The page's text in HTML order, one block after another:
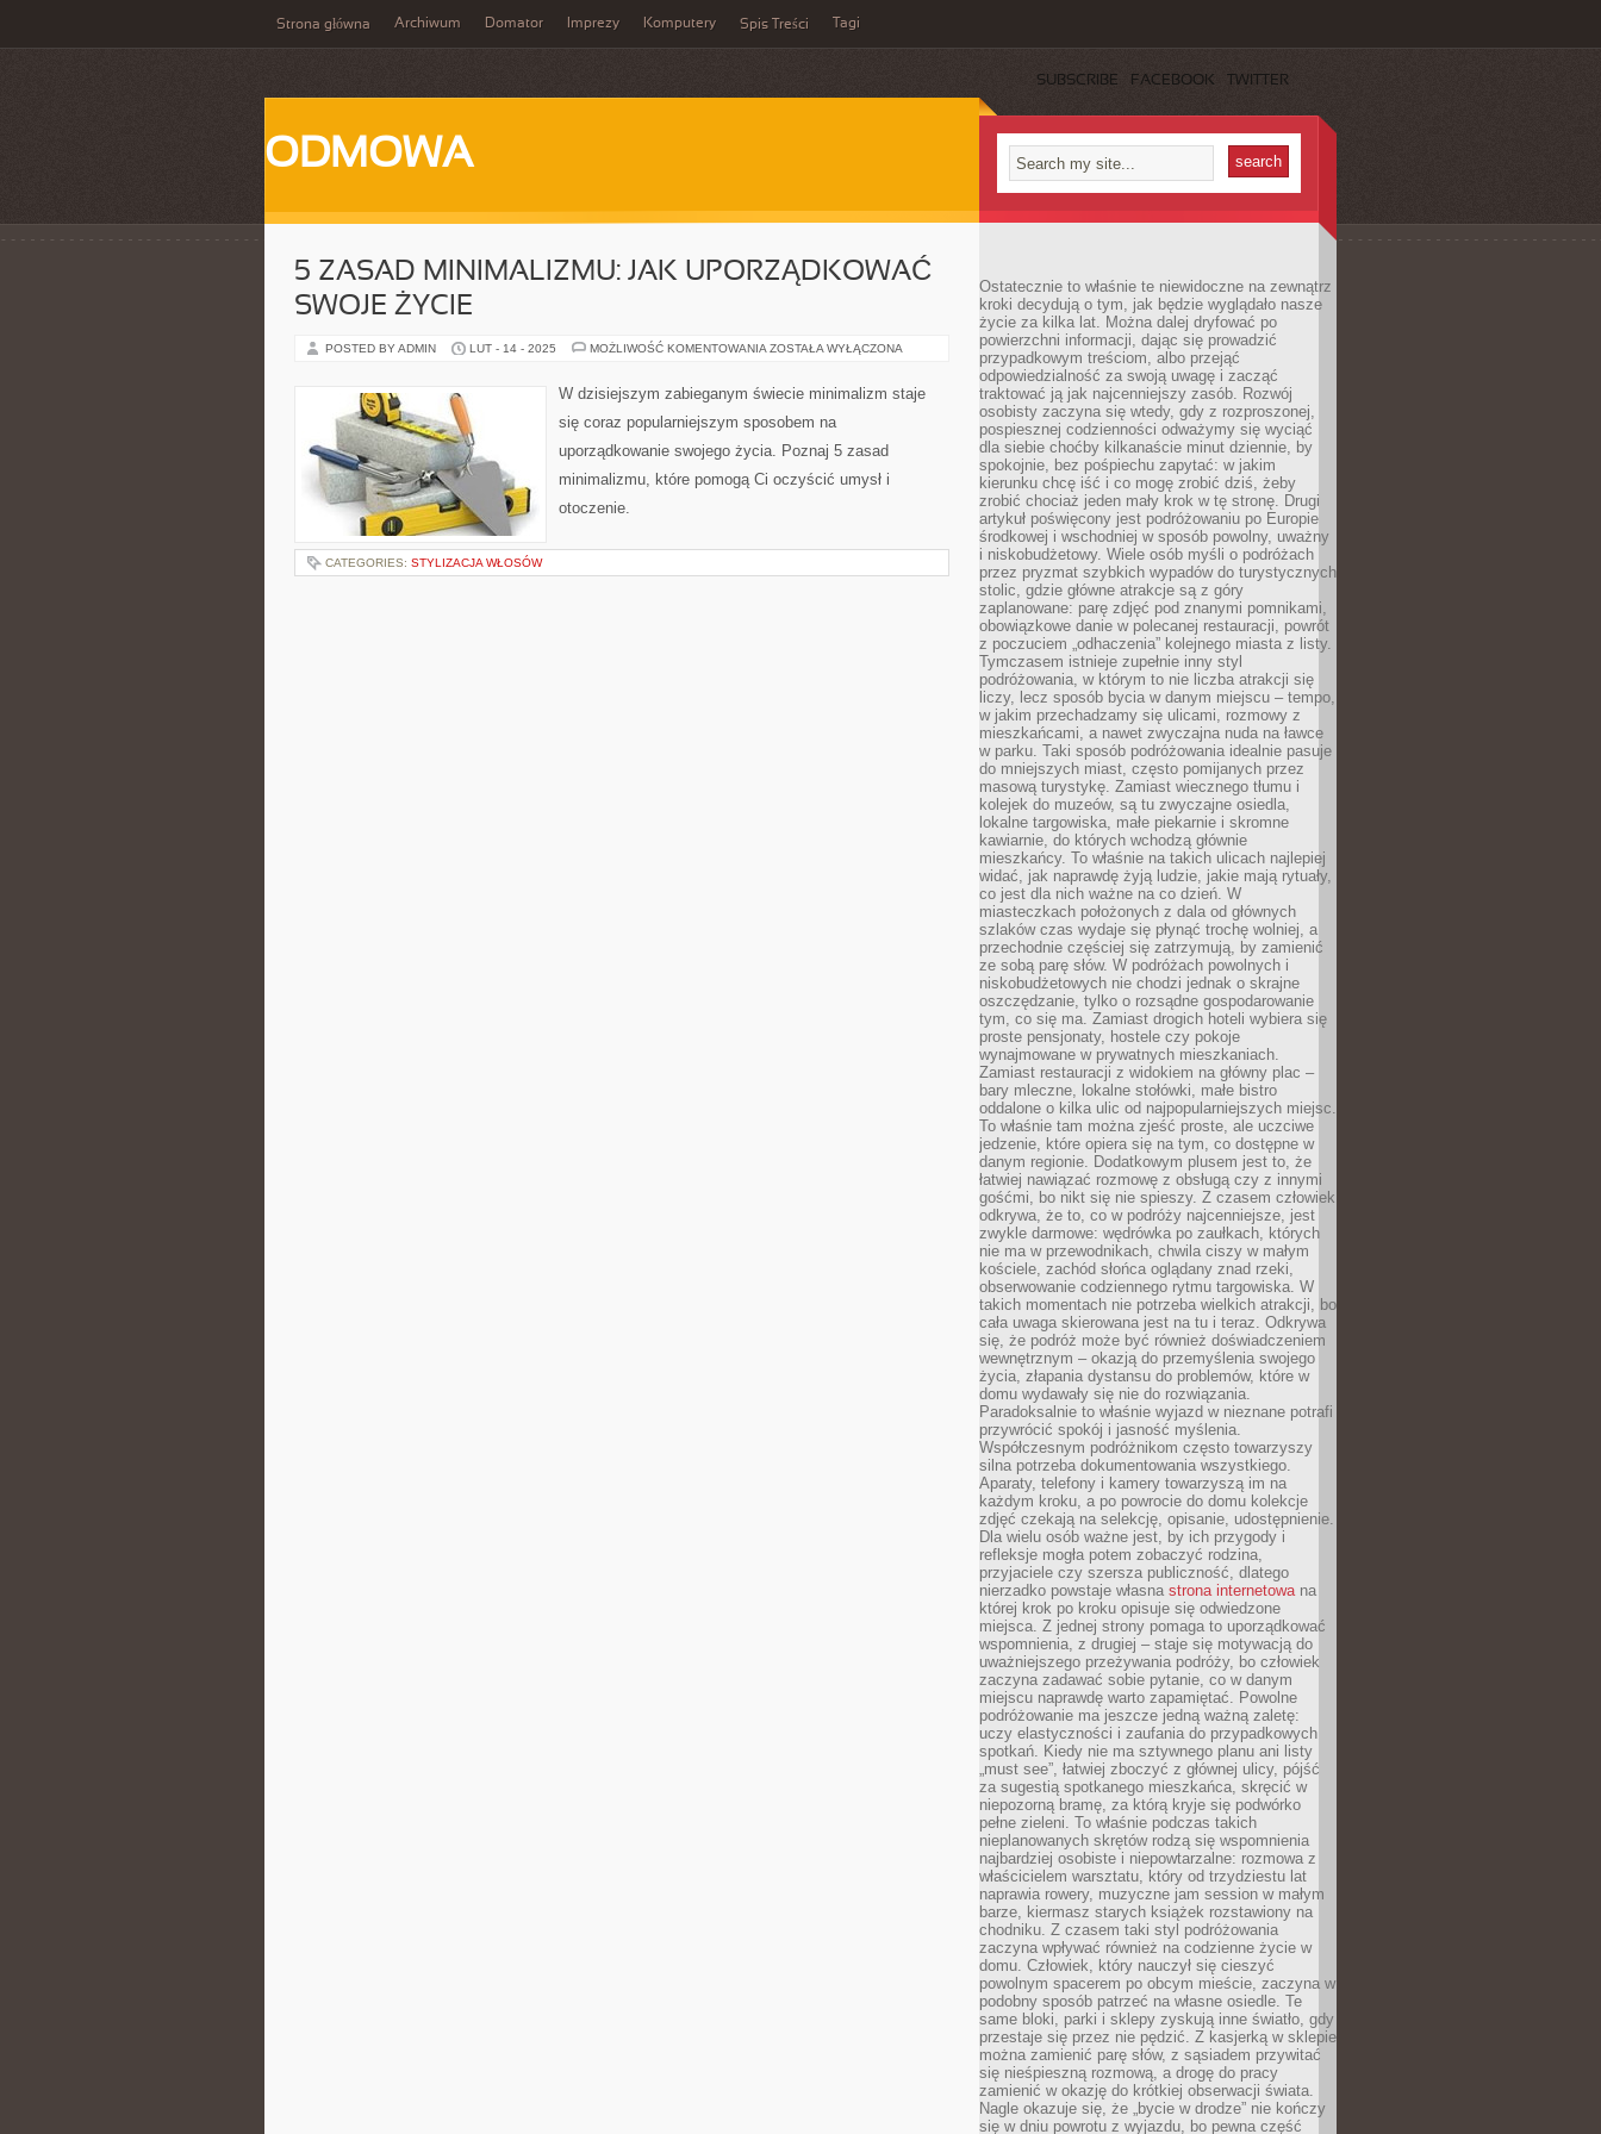
Strona główna Archiwum Domator Imprezy Komputery Spis Treści Tagi
SUBSCRIBE FACEBOOK TWITTER
ODMOWA
5 ZASAD MINIMALIZMU: JAK UPORZĄDKOWAĆ
SWOJE ŻYCIE
POSTED BY ADMIN LUT - 14 - 2025 MOŻLIWOŚĆ KOMENTOWANIA 5
JAK
UPORZĄDKOWAĆ
ŻYCIE
ZOSTAŁA WYŁĄCZONA
W dzisiejszym zabieganym świecie minimalizm staje
się coraz popularniejszym sposobem na
uporządkowanie swojego życia. Poznaj 5 zasad
minimalizmu, które pomogą Ci oczyścić umysł i
otoczenie.
CATEGORIES: STYLIZACJA WŁOSÓW
Ostatecznie to właśnie te niewidoczne na zewnątrz
kroki decydują o tym, jak będzie wyglądało nasze
życie za kilka lat. Można dalej dryfować po
powierzchni informacji, dając się prowadzić
przypadkowym treściom, albo przejąć
odpowiedzialność za swoją uwagę i zacząć
traktować ją jak najcenniejszy zasób. Rozwój
osobisty zaczyna się wtedy, gdy z rozproszonej,
pospiesznej codzienności odważymy się wyciąć
dla siebie choćby kilkanaście minut dziennie, by
spokojnie, bez pośpiechu zapytać: w jakim
kierunku chcę iść i co mogę zrobić dziś, żeby
zrobić chociaż jeden mały krok w tę stronę. Drugi
artykuł poświęcony jest podróżowaniu po Europie
środkowej i wschodniej w sposób powolny, uważny
i niskobudżetowy. Wiele osób myśli o podróżach
przez pryzmat szybkich wypadów do turystycznych
stolic, gdzie główne atrakcje są z góry
zaplanowane: parę zdjęć pod znanymi pomnikami,
obowiązkowe danie w polecanej restauracji, powrót
z poczuciem „odhaczenia” kolejnego miasta z listy.
Tymczasem istnieje zupełnie inny styl
podróżowania, w którym to nie liczba atrakcji się
liczy, lecz sposób bycia w danym miejscu – tempo,
w jakim przechadzamy się ulicami, rozmowy z
mieszkańcami, a nawet zwyczajna nuda na ławce
w parku. Taki sposób podróżowania idealnie pasuje
do mniejszych miast, często pomijanych przez
masową turystykę. Zamiast wiecznego tłumu i
kolejek do muzeów, są tu zwyczajne osiedla,
lokalne targowiska, małe piekarnie i skromne
kawiarnie, do których wchodzą głównie
mieszkańcy. To właśnie na takich ulicach najlepiej
widać, jak naprawdę żyją ludzie, jakie mają rytuały,
co jest dla nich ważne na co dzień. W
miasteczkach położonych z dala od głównych
szlaków czas wydaje się płynąć trochę wolniej, a
przechodnie częściej się zatrzymują, by zamienić
ze sobą parę słów. W podróżach powolnych i
niskobudżetowych nie chodzi jednak o skrajne
oszczędzanie, tylko o rozsądne gospodarowanie
tym, co się ma. Zamiast drogich hoteli wybiera się
proste pensjonaty, hostele czy pokoje
wynajmowane w prywatnych mieszkaniach.
Zamiast restauracji z widokiem na główny plac –
bary mleczne, lokalne stołówki, małe bistro
oddalone o kilka ulic od najpopularniejszych miejsc.
To właśnie tam można zjeść proste, ale uczciwe
jedzenie, które opiera się na tym, co dostępne w
danym regionie. Dodatkowym plusem jest to, że
łatwiej nawiązać rozmowę z obsługą czy z innymi
gośćmi, bo nikt się nie spieszy. Z czasem człowiek
odkrywa, że to, co w podróży najcenniejsze, jest
zwykle darmowe: wędrówka po zaułkach, których
nie ma w przewodnikach, chwila ciszy w małym
kościele, zachód słońca oglądany znad rzeki,
obserwowanie codziennego rytmu targowiska. W
takich momentach nie potrzeba wielkich atrakcji, bo
cała uwaga skierowana jest na tu i teraz. Odkrywa
się, że podróż może być również doświadczeniem
wewnętrznym – okazją do przemyślenia swojego
życia, złapania dystansu do problemów, które w
domu wydawały się nie do rozwiązania.
Paradoksalnie to właśnie wyjazd w nieznane potrafi
przywrócić spokój i jasność myślenia.
Współczesnym podróżnikom często towarzyszy
silna potrzeba dokumentowania wszystkiego.
Aparaty, telefony i kamery towarzyszą im na
każdym kroku, a po powrocie do domu kolekcje
zdjęć czekają na selekcję, opisanie, udostępnienie.
Dla wielu osób ważne jest, by ich przygody i
refleksje mogła potem zobaczyć rodzina,
przyjaciele czy szersza publiczność, dlatego
nierzadko powstaje własna strona internetowana
której krok po kroku opisuje się odwiedzone
miejsca. Z jednej strony pomaga to uporządkować
wspomnienia, z drugiej – staje się motywacją do
uważniejszego przeżywania podróży, bo człowiek
zaczyna zadawać sobie pytanie, co w danym
miejscu naprawdę warto zapamiętać. Powolne
podróżowanie ma jeszcze jedną ważną zaletę:
uczy elastyczności i zaufania do przypadkowych
spotkań. Kiedy nie ma sztywnego planu ani listy
„must see”, łatwiej zboczyć z głównej ulicy, pójść
za sugestią spotkanego mieszkańca, skręcić w
niepozorną bramę, za którą kryje się podwórko
pełne zieleni. To właśnie podczas takich
nieplanowanych skrętów rodzą się wspomnienia
najbardziej osobiste i niepowtarzalne: rozmowa z
właścicielem warsztatu, który od trzydziestu lat
naprawia rowery, muzyczne jam session w małym
barze, kiermasz starych książek rozstawiony na
chodniku. Z czasem taki styl podróżowania
zaczyna wpływać również na codzienne życie w
domu. Człowiek, który nauczył się cieszyć
powolnym spacerem po obcym mieście, zaczyna w
podobny sposób patrzeć na własne osiedle. Te
same bloki, parki i sklepy zyskują inne światło, gdy
przestaje się przez nie pędzić. Z kasjerką w sklepie
można zamienić parę słów, z sąsiadem przywitać
się nieśpieszną rozmową, a drogę do pracy
zamienić w okazję do krótkiej obserwacji świata.
Nagle okazuje się, że „bycie w drodze” nie kończy
się w dniu powrotu z wyjazdu, bo pewna część